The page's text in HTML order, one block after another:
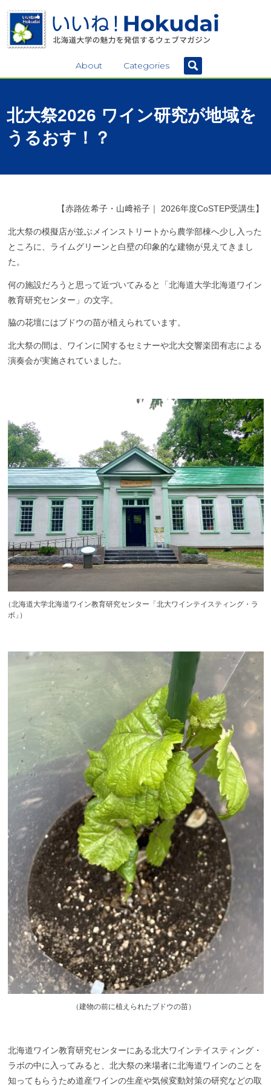
About Categories
北大祭2026 ワイン研究が地域を
うるおす！？
【赤路佐希子・山﨑裕子｜ 2026年度CoSTEP受講生】
北大祭の模擬店が並ぶメインストリートから農学部棟へ少し入った
ところに、 ライムグリーンと白壁の印象的な建物が見えてきまし
た 。
何の施設だろうと思って近づいてみると「北海道大学北海道ワイン
教育研究センター」の文字。
脇の花壇にはブドウの苗が植えられています。
北大祭の間は、ワインに関するセミナーや北大交響楽団有志による
演奏会が実施されていました。
（北海道大学北海道ワイン教育研究センター「北大ワインテイスティング・ラ
ボ」 ）
（建物の前に植えられたブドウの苗）
北海道ワイン教育研究センターにある北大ワインテイスティング・
ラボの中に入ってみると
北大祭の来場者に北海道ワインのことを
知ってもらうため道産ワインの生産や気候変動対策の研究などの取